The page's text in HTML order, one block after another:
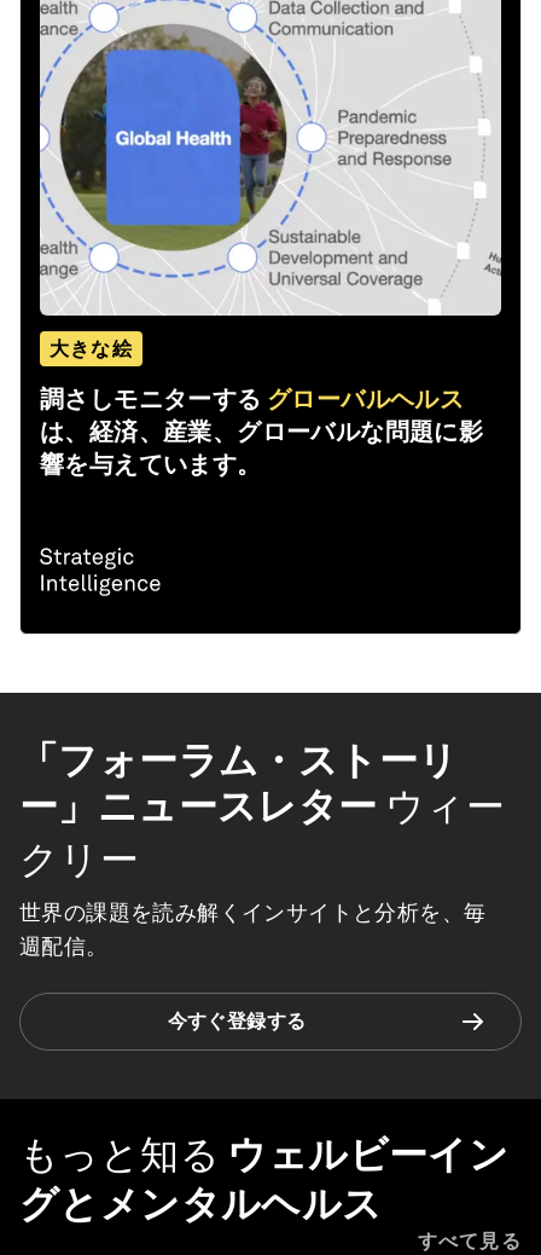
大きな絵
調さしモニターする グローバルヘルス
は、経済、産業、グローバルな問題に影
響を与えています。
「フォーラム・ストーリ
ー」ニュースレター ウィー
クリー
世界の課題を読み解くインサイトと分析を、毎
週配信。
今すぐ登録する
もっと知る ウェルビーイン
グとメンタルヘルス
すべて見る